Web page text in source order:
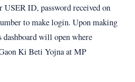
USER ID, password received on
to make login. Upon making
dashboard will open where
Ki Beti Yojna at MP